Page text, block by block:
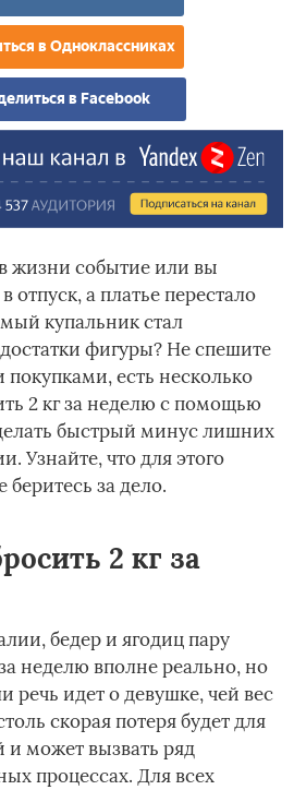
в Одноклассниках
в Facebook
жизни событие или вы
отпуск, а платье перестало
купальник стал
фигуры? Не спешите
есть несколько
2 кг за неделю с помощью
быстрый минус лишних
Узнайте, что для этого
беритесь за дело.
2 кг за
бедер и ягодиц пару
неделю вполне реально, но
речь идет о девушке, чей вес
скорая потеря будет для
и может вызвать ряд
процессах. Для всех